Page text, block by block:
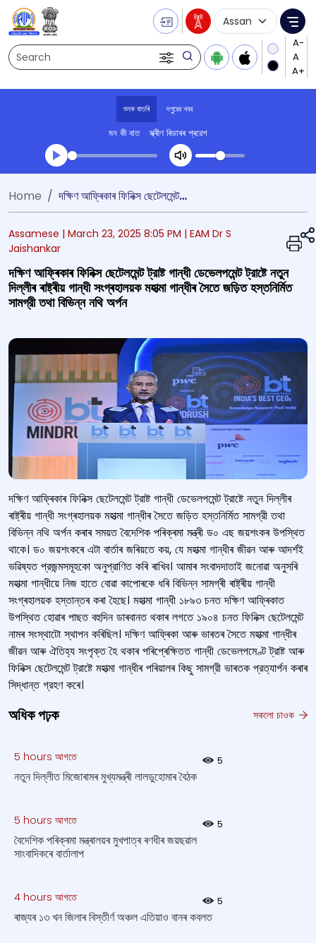
Search
Language
শুনক বাতৰি দপুুরের খবর
মন কী বাত স্ক্ৰীণ ৰিডাৰৰ প্ৰৱেশ
Transcript summary
খেলা অডিঅ' দপুুরের খবর
Home দক্ষিণ আফ্ৰিকাৰ ফিনিক্স ছেটেলমেন্ট ট্রাষ্ট গান্ধী ডেভেলপমেন্ট ট্রাষ্টে নতুন দিল্লীৰ ৰাষ্ট্ৰীয় গান্ধী সংগ্ৰহালয়ক মহাত্মা গান্ধীৰ সৈতে জড়িত হস্তনির্মিত সামগ্রী তথা বিভিন্ন নথি অৰ্পন
Assamese | March 23, 2025 8:05 PM | EAM Dr S
Jaishankar
দক্ষিণ আফ্ৰিকাৰ ফিনিক্স ছেটেলমেন্ট ট্রাষ্ট গান্ধী ডেভেলপমেন্ট ট্রাষ্টে নতুন
দিল্লীৰ ৰাষ্ট্ৰীয় গান্ধী সংগ্ৰহালয়ক মহাত্মা গান্ধীৰ সৈতে জড়িত হস্তনির্মিত
সামগ্রী তথা বিভিন্ন নথি অৰ্পন
দক্ষিণ আফ্ৰিকাৰ ফিনিক্স ছেটেলমেন্ট ট্রাষ্ট গান্ধী ডেভেলপমেন্ট ট্রাষ্টে নতুন দিল্লীৰ
ৰাষ্ট্ৰীয় গান্ধী সংগ্ৰহালয়ক মহাত্মা গান্ধীৰ সৈতে জড়িত হস্তনির্মিত সামগ্রী তথা
বিভিন্ন নথি অৰ্পন কৰাৰ সময়ত বৈদেশিক পৰিক্ৰমা মন্ত্ৰী ড০ এছ জয়শংকৰ উপস্থিত
থাকে। ড০ জয়শংকৰে এটা বাৰ্তাৰ জৰিয়তে কয়, যে মহাত্মা গান্ধীৰ জীৱন আৰু আদৰ্শই
ভৱিষ্যত প্রজন্মসমূহকো অনুপ্রাণিত কৰি ৰাখিব। আমাৰ সংবাদদাতাই জনোৱা অনুসৰি
মহাত্মা গান্ধীয়ে নিজ হাতে বোৱা কাপোৰকে ধৰি বিভিন্ন সামগ্ৰী ৰাষ্ট্ৰীয় গান্ধী
সংগ্ৰহালয়ক হস্তান্তৰ কৰা হৈছে। মহাত্মা গান্ধী ১৮৯৩ চনত দক্ষিণ আফ্ৰিকাত
উপস্থিত হোৱাৰ পাছত বহুদিন ডাৰবানত থকাৰ লগতে ১৯০৪ চনত ফিনিক্স ছেটেলমেন্ট
নামৰ সংস্থাটো স্থাপন কৰিছিল। দক্ষিণ আফ্ৰিকা আৰু ভাৰতৰ সৈতে মহাত্মা গান্ধীৰ
জীৱন আৰু ঐতিহ্য সংপৃক্ত হৈ থকাৰ পৰিপ্ৰেক্ষিতত গান্ধী ডেভেলপমেণ্ট ট্রাষ্ট আৰু
ফিনিক্স ছেটেলমেন্ট ট্রাষ্টে মহাত্মা গান্ধীৰ পৰিয়ালৰ কিছু সামগ্রী ভাৰতক প্রত্যার্পন কৰাৰ
সিদ্ধান্ত গ্রহণ কৰে।
অধিক পঢ়ক সকলো চাওক
5 hours আগতে 5
নতুন দিল্লীত মিজোৰামৰ মুখ্যমন্ত্ৰী লালডুহোমাৰ বৈঠক
5 hours আগতে 5
বৈদেশিক পৰিক্ৰমা মন্ত্ৰালয়ৰ মুখপাত্ৰ ৰণধীৰ জয়ছৱাল
সাংবাদিকৰে বাৰ্তালাপ
4 hours আগতে 5
ৰাজ্যৰ ১৩ খন জিলাৰ বিস্তীর্ণ অঞ্চল এতিয়াও বানৰ কবলত